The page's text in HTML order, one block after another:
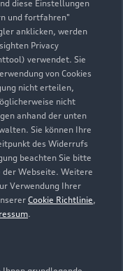
diese Einstellungen
und fortfahren"
anklicken, werden
Privacy
verwendet. Sie
von Cookies
nicht erteilen,
nicht
anhand der unten
Sie können Ihre
des Widerrufs
beachten Sie bitte
der Webseite. Weitere
Verwendung Ihrer
Cookie Richtlinie,
.